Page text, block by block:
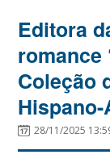
Editora
romance
Coleção
28/11/2025